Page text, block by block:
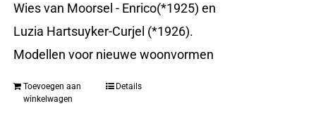
Wies van Moorsel - Enrico(*1925) en
Luzia Hartsuyker-Curjel (*1926).
Modellen voor nieuwe woonvormen
Toevoegen aan
winkelwagen
Details